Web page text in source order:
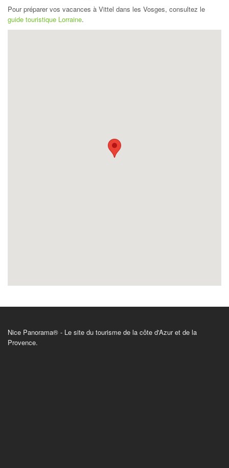
Pour préparer vos vacances à Vittel dans les Vosges, consultez le
guide touristique Lorraine.
Nice Panorama® - Le site du tourisme de la côte d'Azur et de la
Provence.